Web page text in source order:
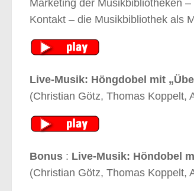
Marketing der Musikbibliotheken
Kontakt – die Musikbibliothek als
Live-Musik: Höngdobel mit
(Christian Götz, Thomas Koppelt,
Bonus : Live-Musik: Höndobel
(Christian Götz, Thomas Koppelt,